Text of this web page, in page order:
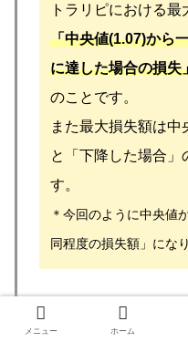
トラリピにおける
「中央値(1.07)から
に達した場合の損失
のことです。
また最大損失額は中
と「下降した場合」
す。
＊今回のように中央値
同程度の損失額」にな
メニュー ホーム